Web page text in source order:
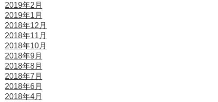
2019年2月
2019年1月
2018年12月
2018年11月
2018年10月
2018年9月
2018年8月
2018年7月
2018年6月
2018年4月